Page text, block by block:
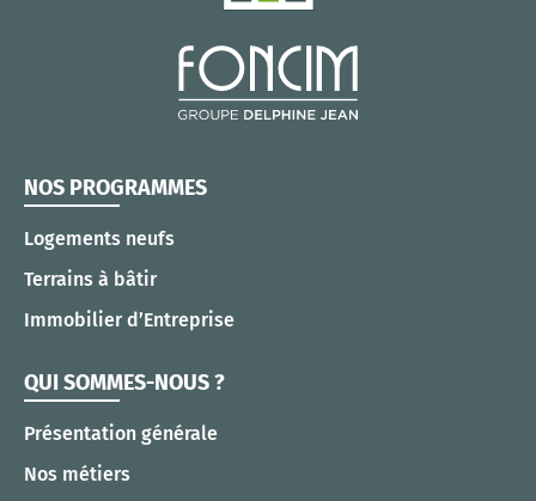
NOS PROGRAMMES
Logements neufs
Terrains à bâtir
Immobilier d’Entreprise
QUI SOMMES-NOUS ?
Présentation générale
Nos métiers